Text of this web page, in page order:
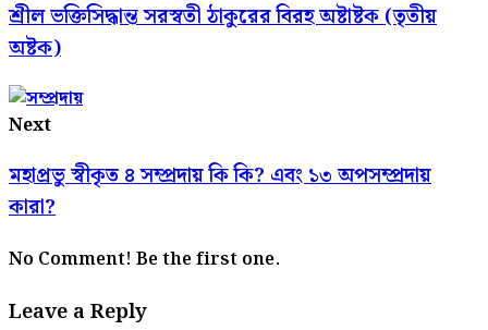
শ্রীল ভক্তিসিদ্ধান্ত সরস্বতী ঠাকুরের বিরহ অষ্টাষ্টক (তৃতীয়
অষ্টক)
Next
মহাপ্রভু স্বীকৃত ৪ সম্প্রদায় কি কি? এবং ১৩ অপসম্প্রদায়
কারা?
No Comment! Be the first one.
Leave a Reply